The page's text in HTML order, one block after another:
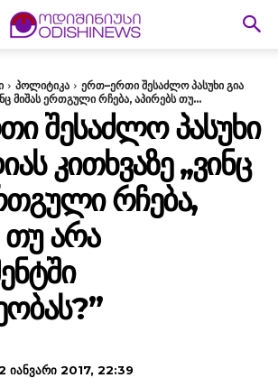
პოლიტიკა
ერთ–ერთი შესაძლო პასუხი გია
მიშას ერთგული რჩება, აპირებს თუ...
ᲨᲔᲡᲐᲫᲚᲝ ᲞᲐᲡᲣᲮᲘ
ᲙᲘᲗᲮᲕᲐᲖᲔ ,,ᲕᲘᲜᲪ
ᲠᲩᲔᲑᲐ,
ᲗᲣ ᲐᲠᲐ
ᲘᲐᲜᲕᲐᲠᲘ 2017, 22:39